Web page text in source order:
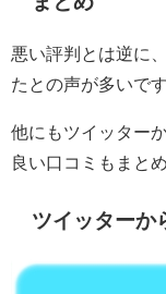
悪い評判とは逆に
たとの声が多いです
他にもツイッター
良い口コミもまと
ツイッターか